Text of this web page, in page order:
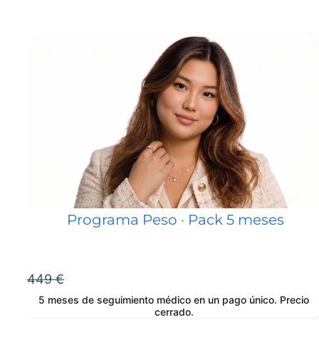
Programa Peso · Pack 5 meses
449 €
5 meses de seguimiento médico en un pago único. Precio
cerrado.